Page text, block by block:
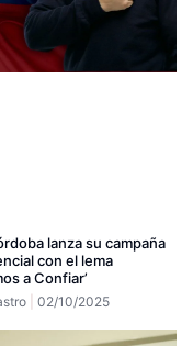
lanza su campaña
con el lema
a Confiar’
02/10/2025